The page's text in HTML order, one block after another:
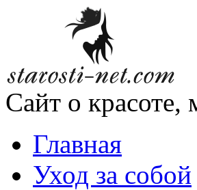
Сайт о красоте,
Главная
Уход за собой